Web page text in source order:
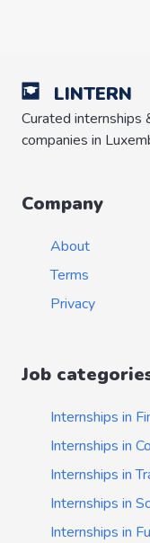
LINTERN
Curated
companies in
Company
About
Terms
Privacy
Job
Internships in
Internships in
Internships in
Internships in
Internships in